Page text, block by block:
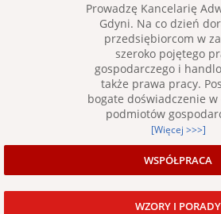
Prowadzę Kancelarię
Gdyni. Na co dzień
przedsiębiorcom w
szeroko pojętego
gospodarczego i
także prawa pracy.
bogate doświadczenie w
podmiotów
[Więcej >>>]
WSPÓŁPRACA
WZORY I PORADY